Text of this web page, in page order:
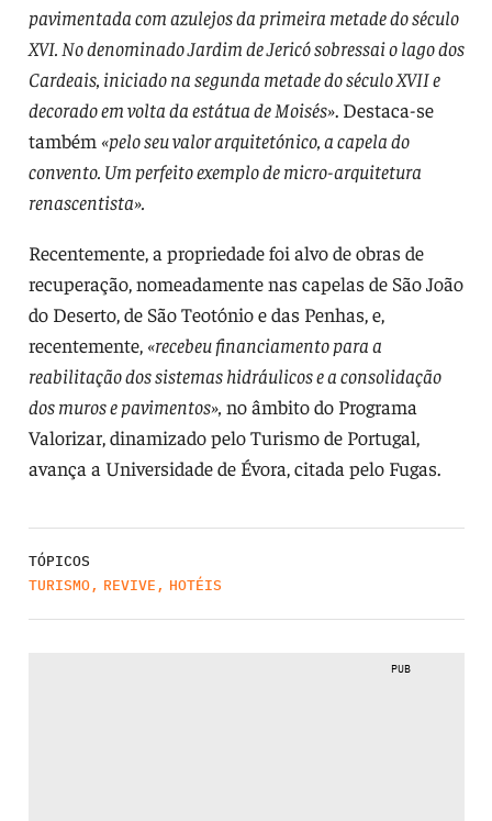
pavimentada com azulejos da primeira metade do século
XVI. No denominado Jardim de Jericó sobressai o lago dos
Cardeais, iniciado na segunda metade do século XVII e
decorado em volta da estátua de Moisés». Destaca-se
também «pelo seu valor arquitetónico, a capela do
convento. Um perfeito exemplo de micro-arquitetura
renascentista».
Recentemente, a propriedade foi alvo de obras de
recuperação, nomeadamente nas capelas de São João
do Deserto, de São Teotónio e das Penhas, e,
recentemente, «recebeu financiamento para a
reabilitação dos sistemas hidráulicos e a consolidação
dos muros e pavimentos», no âmbito do Programa
Valorizar, dinamizado pelo Turismo de Portugal,
avança a Universidade de Évora, citada pelo Fugas.
TÓPICOS
TURISMO, REVIVE , HOTÉIS
PUB